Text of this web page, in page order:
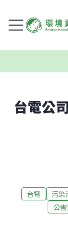
台電公
台電 污染
公